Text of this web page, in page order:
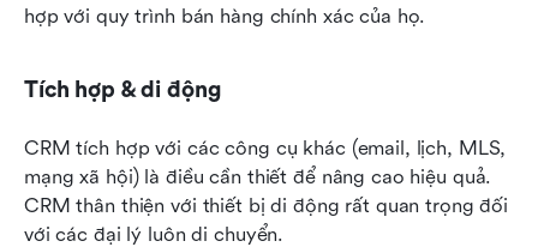
hợp với quy trình bán hàng chính xác của họ.
Tích hợp & di động
CRM tích hợp với các công cụ khác (email, lịch, MLS,
mạng xã hội) là điều cần thiết để nâng cao hiệu quả.
CRM thân thiện với thiết bị di động rất quan trọng đối
với các đại lý luôn di chuyển.